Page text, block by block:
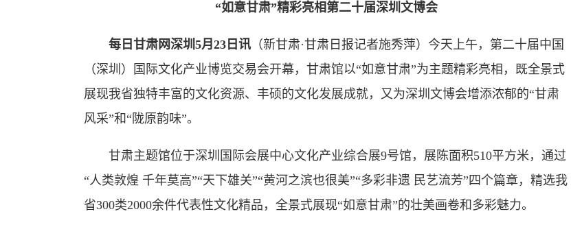
“如意甘肃”精彩亮相第二十届深圳文博会
每日甘肃网深圳5月23日讯 （新甘肃·甘肃日报记者施秀萍）今天上午，第二十届中国
（深圳）国际文化产业博览交易会开幕，甘肃馆以“如意甘肃”为主题精彩亮相，既全景式
展现我省独特丰富的文化资源、丰硕的文化发展成就，又为深圳文博会增添浓郁的“甘肃
风采”和“陇原韵味”。
甘肃主题馆位于深圳国际会展中心文化产业综合展9号馆，展陈面积510平方米，通过
“人类敦煌 千年莫高”“天下雄关”“黄河之滨也很美”“多彩非遗 民艺流芳”四个篇章，精选我
省300类2000余件代表性文化精品，全景式展现“如意甘肃”的壮美画卷和多彩魅力。